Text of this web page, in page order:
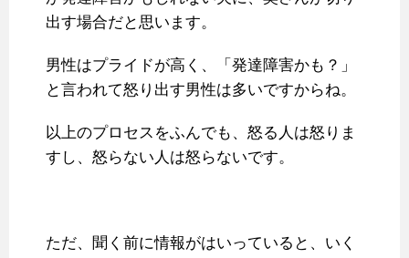
出す場合だと思います。
男性はプライドが高く、「発達障害かも？」
と言われて怒り出す男性は多いですからね。
以上のプロセスをふんでも、怒る人は怒りま
すし、怒らない人は怒らないです。
ただ、聞く前に情報がはいっていると、いく